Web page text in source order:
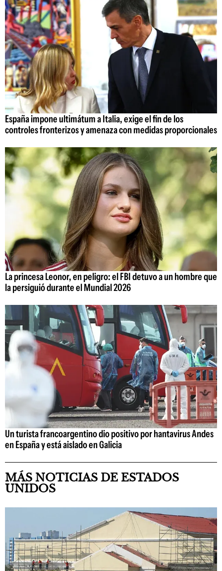
España impone ultimátum a Italia, exige el fin de los
controles fronterizos y amenaza con medidas proporcionales
La princesa Leonor, en peligro: el FBI detuvo a un hombre que
la persiguió durante el Mundial 2026
Un turista francoargentino dio positivo por hantavirus Andes
en España y está aislado en Galicia
MÁS NOTICIAS DE ESTADOS
UNIDOS